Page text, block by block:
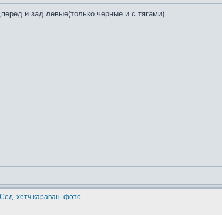
и зад левые(только черные и с тягами)
хетч.караван. фото